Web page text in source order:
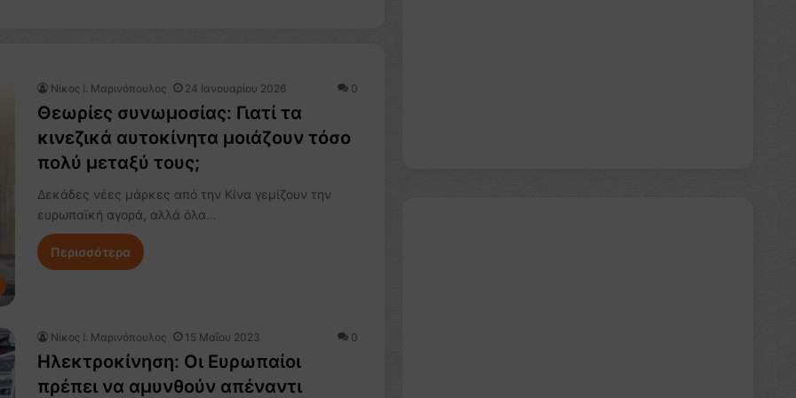
Nίκος Ι. Mαρινόπουλος 24 Ιανουαρίου 2026 0
Θεωρίες συνωμοσίας: Γιατί τα
κινεζικά αυτοκίνητα μοιάζουν τόσο
πολύ μεταξύ τους;
Δεκάδες νέες μάρκες από την Κίνα γεμίζουν την
ευρωπαϊκή αγορά, αλλά όλα…
Περισσότερα
Nίκος Ι. Mαρινόπουλος 15 Μαΐου 2023 0
Ηλεκτροκίνηση: Οι Ευρωπαίοι
πρέπει να αμυνθούν απέναντι